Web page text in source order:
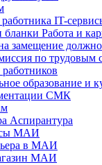
IT-
бланки Работа и
замещение
по трудовым
образование и
СМК
Аспирантура
МАИ
в МАИ
МАИ